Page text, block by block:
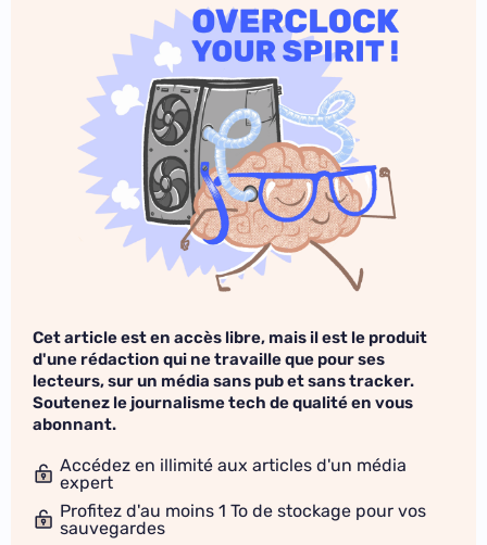
Cet article est en accès libre, mais il est le produit
d'une rédaction qui ne travaille que pour ses
lecteurs, sur un média sans pub et sans tracker.
Soutenez le journalisme tech de qualité en vous
abonnant.
Accédez en illimité aux articles d'un média
expert
Profitez d'au moins 1 To de stockage pour vos
sauvegardes